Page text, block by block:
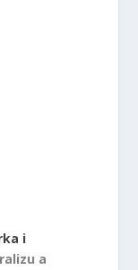
i
a